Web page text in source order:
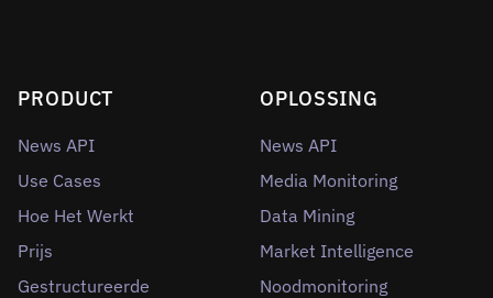
PRODUCT
News API
Use Cases
Hoe Het Werkt
Prijs
Gestructureerde
OPLOSSING
News API
Media Monitoring
Data Mining
Market Intelligence
Noodmonitoring